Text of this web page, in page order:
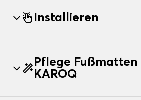
Installieren
Pflege Fußmatten
KAROQ